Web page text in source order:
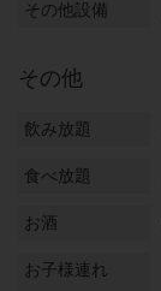
その他設備
その他
飲み放題
食べ放題
お酒
お子様連れ